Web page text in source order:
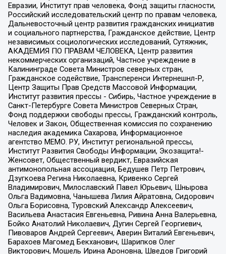
Евразии, Институт прав человека, Фонд защиты гласности,
Российский исследовательский центр по правам человека,
Дальневосточный центр развития гражданских инициатив
и социального партнерства, Гражданское действие, Центр
независимых социологических исследований, Сутяжник,
АКАДЕМИЯ ПО ПРАВАМ ЧЕЛОВЕКА, Центр развития
некоммерческих организаций, Частное учреждение в
Калининграде Совета Министров северных стран,
Гражданское содействие, Трансперенси Интернешнл-Р,
Центр Защиты Прав Средств Массовой Информации,
Институт развития прессы - Сибирь, Частное учреждение в
Санкт-Петербурге Совета Министров Северных Стран,
Фонд поддержки свободы прессы, Гражданский контроль,
Человек и Закон, Общественная комиссия по сохранению
наследия академика Сахарова, Информационное
агентство МЕМО. РУ, Институт региональной прессы,
Институт Развития Свободы Информации, Экозащита!-
Женсовет, Общественный вердикт, Евразийская
антимонопольная ассоциация, Бедушев Петр Петрович,
Дзугкоева Регина Николаевна, Кривенко Сергей
Владимирович, Милославский Павел Юрьевич, Шнырова
Ольга Вадимовна, Чанышева Лилия Айратовна, Сидорович
Ольга Борисовна, Туровский Александр Алексеевич,
Васильева Анастасия Евгеньевна, Ривина Анна Валерьевна,
Бойко Анатолий Николаевич, Дугин Сергей Георгиевич,
Пивоваров Андрей Сергеевич, Аверин Виталий Евгеньевич,
Барахоев Магомед Бекханович, Шарипков Олег
Викторович, Мошель Ирина Ароновна, Шведов Григорий